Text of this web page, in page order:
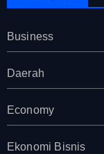
Business
Daerah
Economy
Ekonomi Bisnis